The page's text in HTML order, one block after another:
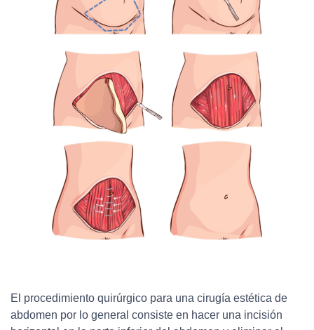
El procedimiento quirúrgico para una cirugía estética de
abdomen por lo general consiste en hacer una incisión